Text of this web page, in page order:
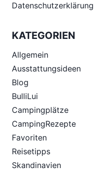
Datenschutzerklärung
KATEGORIEN
Allgemein
Ausstattungsideen
Blog
BulliLui
Campingplätze
CampingRezepte
Favoriten
Reisetipps
Skandinavien